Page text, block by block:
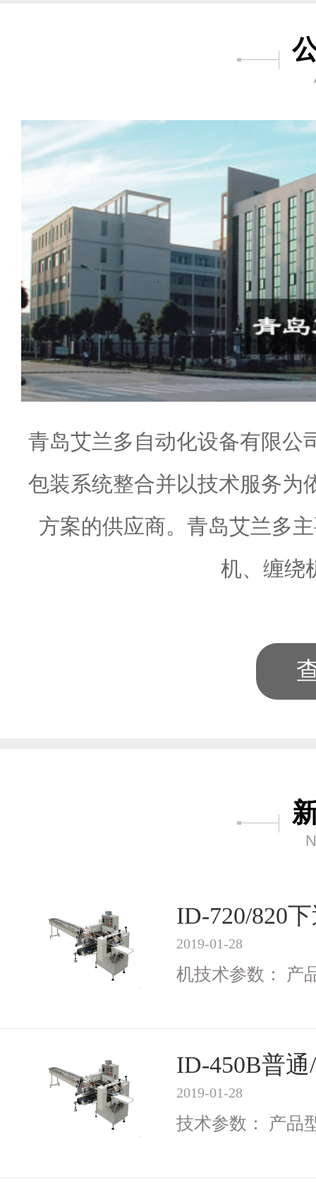
青岛艾兰多自动化设备有限公
包装系统整合并以技术服务为
方案的供应商。青岛艾兰多
机、缠绕
ID-720/820
2019-01-28
机技术参数： 产
ID-450B普
2019-01-28
技术参数： 产品